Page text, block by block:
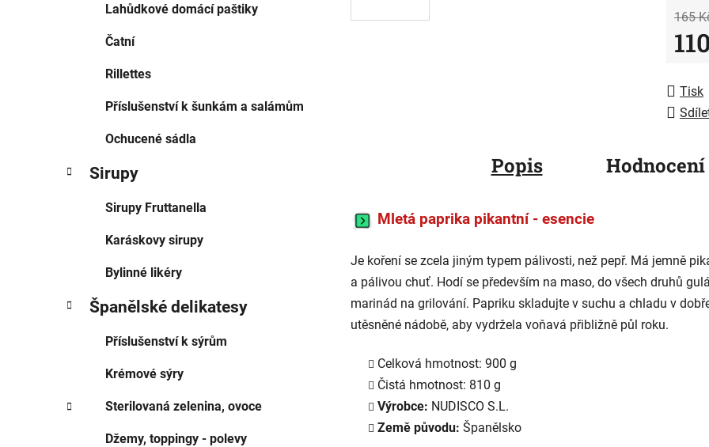
Lahůdkové domácí paštiky
Čatní
Rillettes
Příslušenství k šunkám a salámům
Ochucené sádla
Sirupy
Sirupy Fruttanella
Karáskovy sirupy
Bylinné likéry
Španělské delikatesy
Příslušenství k sýrům
Krémové sýry
Sterilovaná zelenina, ovoce
Džemy, toppingy - polevy
165
Tisk
Popis Hodnocení
Mletá paprika pikantní - esencie
Je koření se zcela jiným typem pálivosti, než pepř. Má jemně
a pálivou chuť. Hodí se především na maso, do všech druhů
marinád na grilování. Papriku skladujte v suchu a chladu v
utěsněné nádobě, aby vydržela voňavá přibližně půl roku.
Celková hmotnost: 900 g
Čistá hmotnost: 810 g
Výrobce: NUDISCO S.L.
Země původu: Španělsko